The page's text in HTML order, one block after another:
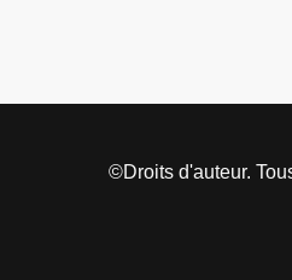
©Droits d'auteur.